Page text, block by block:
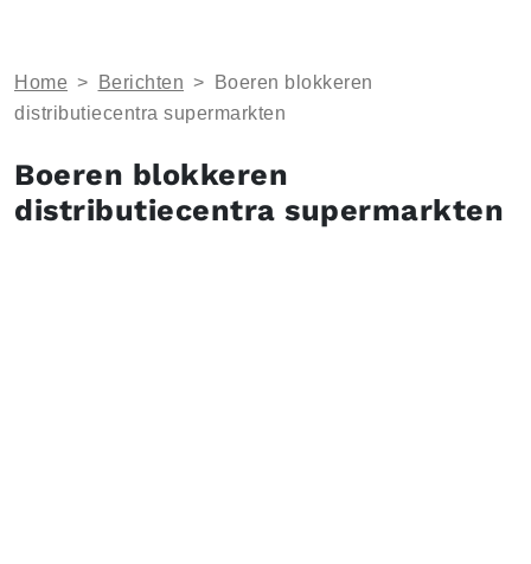
Home > Berichten >
Boeren blokkeren
distributiecentra supermarkten
Boeren blokkeren
distributiecentra supermarkten